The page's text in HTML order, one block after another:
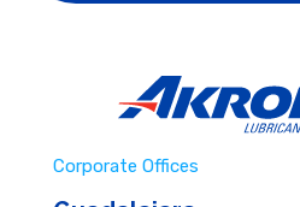
Corporate Offices